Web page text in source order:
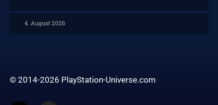
4. August 2026
© 2014-2026 PlayStation-Universe.com